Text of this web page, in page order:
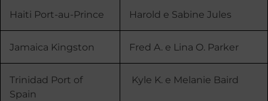
Haiti Port-au-Prince Harold e Sabine Jules
Jamaica Kingston Fred A. e Lina O. Parker
Trinidad Port of
Spain
Kyle K. e Melanie Baird